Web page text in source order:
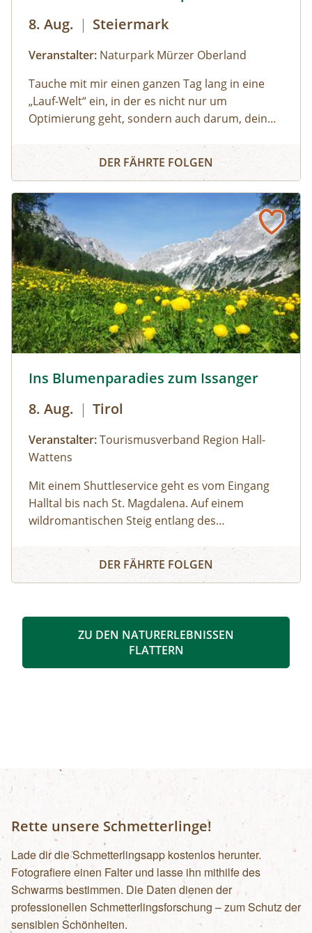
jeweiligen Wetterbedingungen anzupassen.
8. Aug. | Steiermark
Veranstalter: Naturpark Mürzer Oberland
Tauche mit mir einen ganzen Tag lang in eine
„Lauf-Welt“ ein, in der es nicht nur um
Optimierung geht, sondern auch darum, dein
in der Technik nicht nur erarbeitet, sondern
gespürt wird. In der Leichtigkeit und
Weiterentwicklung, sportwissenschaftliche
Fundierung und Verletzungsprophylaxe.
Im interaktiven Theorieteil kommen wir ins
Verstehen, im Praxisteil kommen wir mit
zahlreichen Übungen in die Umsetzung. Ein
achtsamer Lauf im Gelände schließt den
Praxisteil ab und lässt das Gelernte
wirken. Zusätzlich zum individuellen Feedback
werden zwei Läufe gefilmt und gemeinsam als
Außerdem bekommst du Begleitmaterialien und
Videoaufnahmen mit nach Hause.
Lauftechnik - Workshop
DER FÄHRTE FOLGEN
Ins Blumenparadies zum Issanger
8. Aug. | Tirol
Veranstalter:Tourismusverband Region Hall-
Wattens
Mit einem Shuttleservice geht es vom Eingang
Halltal bis nach St. Magdalena. Auf einem
wildromantischen Steig entlang des
welcher für seine Pflanzenvielfalt bekannt ist.
Ausgerüstet mit Swarovski Ferngläsern lassen
Ins Blumenparadies zum Issanger
DER FÄHRTE FOLGEN
ZU DEN NATURERLEBNISSEN
FLATTERN
Rette unsere Schmetterlinge!
Lade dir die Schmetterlingsapp kostenlos herunter.
Fotografiere einen Falter und lasse ihn mithilfe des
Schwarms bestimmen. Die Daten dienen der
professionellen Schmetterlingsforschung – zum Schutz der
sensiblen Schönheiten.